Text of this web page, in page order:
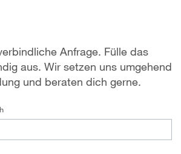
Anfrage. Fülle das
aus. Wir setzen uns umgehend
und beraten dich gerne.